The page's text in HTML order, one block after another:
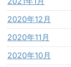
2020年12月
2020年11月
2020年10月